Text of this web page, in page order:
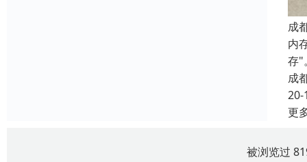
成
内
存"
成
20-
更
被浏览过